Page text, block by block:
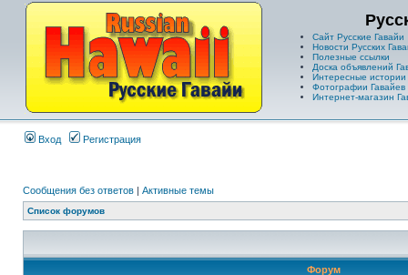
Сайт Русские Гавайи
Новости Русских
Полезные ссылки
Доска объявлений
Интересные истории
Фотографии Гавайев
Интернет-магазин
Вход Регистрация
Сообщения без ответов | Активные темы
Список форумов
Форум